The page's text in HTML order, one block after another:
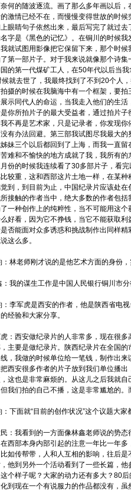
何的随波逐流。画了那么多年画以后
激情已经不在，而慢慢变得世故的时
眼睛句子依然出来，最后写完了就过
字是《黑色的记忆》。在铜川的时候
就试图用影像把它保留下来，那个时
第一部片子。对于我来说就像那个诗
的第一代煤矿工人，在50年代以后当
就去世了，我最终找到了不到20个人，
的时候在我脑海中有一个框架，要拍
示同代人的命运，当我走入他们的生
你所拍片子的最大受益者，通过拍片
不再是艺术家，只是记录者，你发现
有办法回避。第三部我试图尽我最大
妹三个以后都回到了上海，而我一直
难和不愉快的地方成就了我，我所有
的时候我连续看了30多部片子，看完
较重，这和西部这片土地一样，在某
到，到目前为止，中国纪录片应该处
接触的作者当中，绝大多数的作者包
一种创作上的纯粹性，当不可能用这
好看，因为它不挣钱，当它不能获取
否能面对众多诱惑和挑战制作出同样精
么多。
老师刚才说的是他艺术方面的身份，
的谋生工作是中国人民银行铜川市分
军虎是西安的作者，他是陕西省电视
经验和大家分享。
西安做纪录片的人非常多，现在很多
主要是做纪录片。陕西纪录片在全国
，我做的时候单位给一笔钱，制作出
西安很多作者的片子放到我们单位播
这也是非常麻烦的。从这儿之后我就
我们拍的自己不播，这是非常尴尬的
面就“目前的创作状况”这个议题大家
我看到的一方面像林鑫老师说的势态
西部本身内部引起的注意一年比一年
如传帮带，人和人互相的影响，往后
他到另外一个活动看到了一些长篇，
个样子呢？大家的动力还有多大？80
到现在一个有说服力的作品都没有，